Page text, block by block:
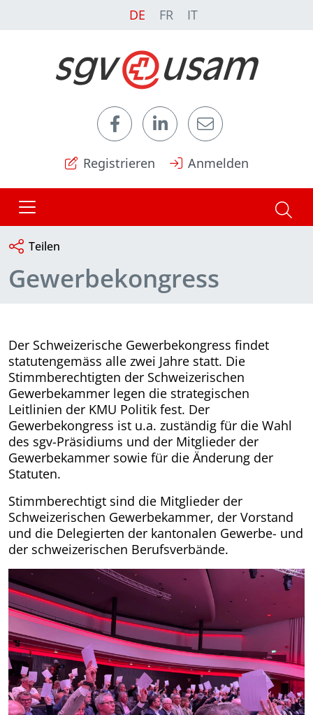
DE FR IT
Registrieren Anmelden
Teilen
Gewerbekongress
Der Schweizerische Gewerbekongress findet
statutenge­mäss alle zwei Jahre statt. Die
Stimmberechtigten der Schweizerischen
Gewerbekammer legen die strategischen
Leitlinien der KMU Politik fest. Der
Gewerbekongress ist u.a. zuständig für die Wahl
des sgv-Präsidiums und der Mitglieder der
Gewerbekammer sowie für die Änderung der
Statuten.
Stimmberechtigt sind die Mitglieder der
Schweizerischen Gewerbekammer, der Vorstand
und die Delegierten der kantonalen Gewerbe- und
der schweizerischen Berufsverbände.